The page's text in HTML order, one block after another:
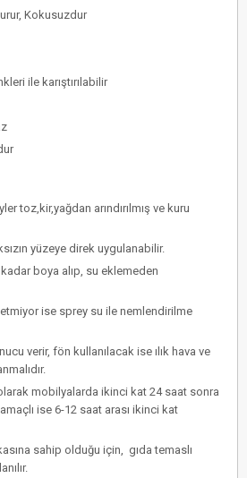
Kokusuzdur
ile karıştırılabilir
toz,kir,yağdan arındırılmış ve kuru
yüzeye direk uygulanabilir.
boya alıp, su eklemeden
ise sprey su ile nemlendirilme
verir, fön kullanılacak ise ılık hava ve
olarak mobilyalarda ikinci kat 24 saat sonra
ise 6-12 saat arası ikinci kat
sahip olduğu için, gıda temaslı